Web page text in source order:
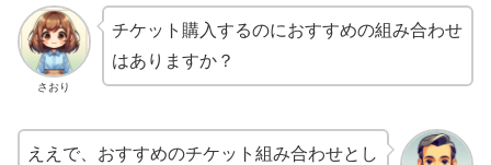
さおり
チケット購入するのにおすすめの組み合わせ
はありますか？
ええで、おすすめのチケット組み合わせとし